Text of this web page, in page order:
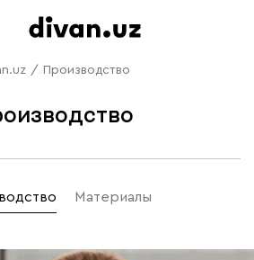
/ Производство
Материалы